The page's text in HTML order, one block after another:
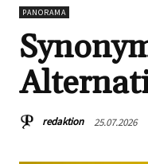
PANORAMA
redaktion 25.07.2026